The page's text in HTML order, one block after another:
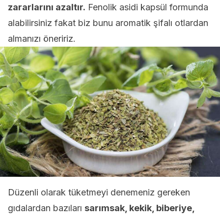
zararlarını azaltır. Fenolik asidi kapsül formunda
alabilirsiniz fakat biz bunu aromatik şifalı otlardan
almanızı öneririz.
Düzenli olarak tüketmeyi denemeniz gereken
gıdalardan bazıları sarımsak, kekik, biberiye,